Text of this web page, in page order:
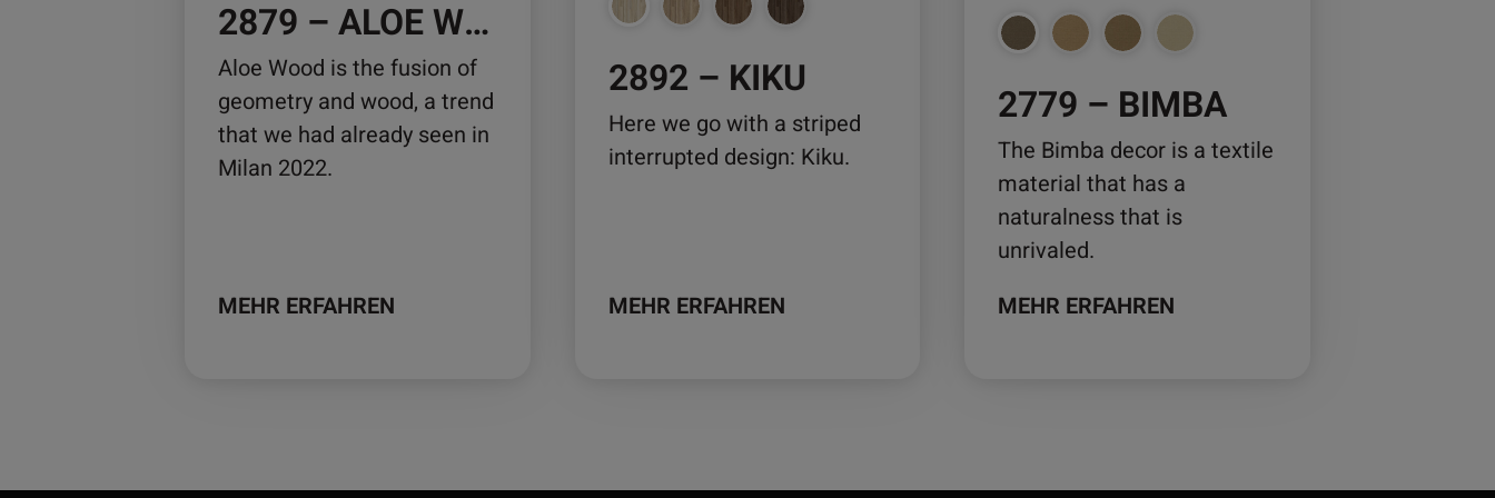
2879 – ALOE WOOD
Aloe Wood is the fusion of
geometry and wood, a trend
that we had already seen in
Milan 2022.
MEHR ERFAHREN
Produktseite
gewählt
werden
2892 – KIKU
Here we go with a striped
interrupted design: Kiku.
MEHR ERFAHREN
Produktseite
gewählt
werden
2779 – BIMBA
The Bimba decor is a textile
material that has a
naturalness that is
unrivaled.
MEHR ERFAHREN
gewählt
werden